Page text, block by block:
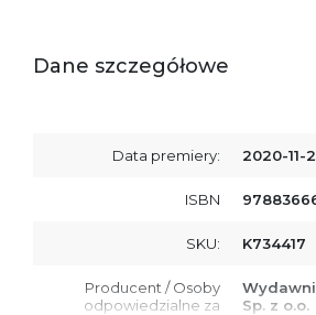
Dane szczegółowe
Data premiery: 2020-11-
ISBN
SKU: K734417
Producent / Osoby
odpowiedzialne za
Sp. z o.o.